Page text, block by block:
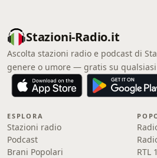
Stazioni-Radio.it
Ascolta stazioni radio e podcast di
genere o umore — gratis su
ESPLORA
Stazioni radio
Podcast
Brani Popolari
RTL